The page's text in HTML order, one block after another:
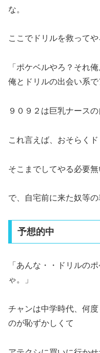
な。
ここでドリルを救って
「ポケベルやろ？それ
俺とドリルの出会い系で
９０９２は巨乳ナースの
これ言えば、おそらくド
そこまでしてやる必要無
で、自宅前に来た奴等
予想的中
「あんな・・ドリルの
ゃ。」
チャンは中学時代、何
のが恥ずかしくて